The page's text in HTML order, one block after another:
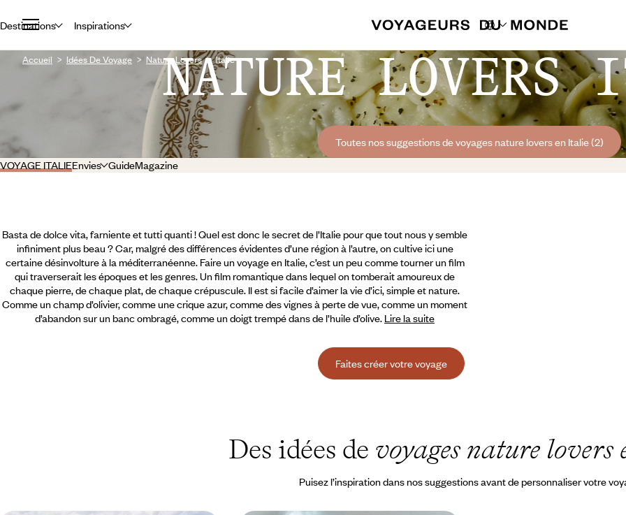
Destinations Inspirations
Accueil Idées De Voyage Nature Lovers Italie
NATURE LOVERS
Toutes nos suggestions de voyages nature lovers en Italie (2)
VOYAGE ITALIEEnvies GuideMagazine
Basta de dolce vita, farniente et tutti quanti ! Quel est donc le secret de l’Italie pour que tout nous y semble
infiniment plus beau ? Car, malgré des différences évidentes d’une région à l’autre, on cultive ici une
certaine désinvolture à la méditerranéenne. Faire un voyage en Italie, c’est un peu comme tourner un film
qui traverserait les époques et les genres. Un film romantique dans lequel on tomberait amoureux de
chaque pierre, de chaque plat, de chaque crépuscule. Il est si facile d’aimer la vie d’ici, simple et nature.
Comme un champ d’olivier, comme une crique azur, comme des vignes à perte de vue,comme un moment
d’abandon sur un banc ombragé, comme un doigt trempé dans de l’huile d’olive. Lire la suite
Faites créer votre voyage
Des idées de voyages nature lovers
Puisez l’inspiration dans nos suggestions avant de personnaliser votre